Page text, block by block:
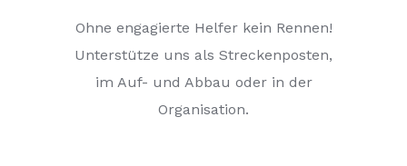
Ohne engagierte Helfer kein Rennen!
Unterstütze uns als Streckenposten,
im Auf- und Abbau oder in der
Organisation.